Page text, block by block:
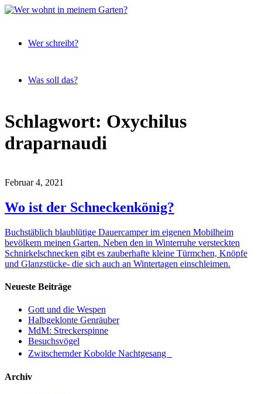
wohnt
meinem
vor der
Terrassentür
Wer schreibt?
Was soll das?
Skip
to
content
Schlagwort: Oxychilus
draparnaudi
Februar 4, 2021
Wo ist der Schneckenkönig?
Buchstäblich blaublütige Dauercamper im eigenen Mobilheim
bevölkern meinen Garten. Neben den in Winterruhe versteckten
Schnirkelschnecken gibt es zauberhafte kleine Türmchen, Knöpfe
und Glanzstücke- die sich auch an Wintertagen einschleimen.
Neueste Beiträge
Gott und die Wespen
Halbgeklonte Genräuber
MdM: Streckerspinne
Besuchsvögel
Zwitschernder Kobolde Nachtgesang
Archiv